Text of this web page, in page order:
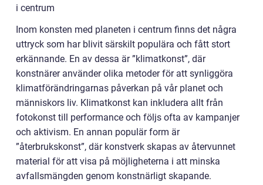
i centrum
Inom konsten med planeten i centrum finns det några
uttryck som har blivit särskilt populära och fått stort
erkännande. En av dessa är ”klimatkonst”, där
konstnärer använder olika metoder för att synliggöra
klimatförändringarnas påverkan på vår planet och
människors liv. Klimatkonst kan inkludera allt från
fotokonst till performance och följs ofta av kampanjer
och aktivism. En annan populär form är
”återbrukskonst”, där konstverk skapas av återvunnet
material för att visa på möjligheterna i att minska
avfallsmängden genom konstnärligt skapande.